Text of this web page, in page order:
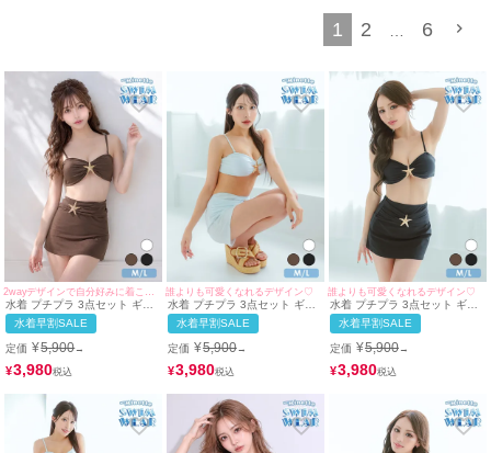
1 2 6
水着 プチプラ 3点セット ギャ
ル 2way セット ハイウエスト
ヘルシー 脚カバー スカートタ
イプ ヒトデ 体型カバー 茶色
ブラウン ビキニ (M~Lサイズ対
応) | myMinette/マイミネット
水着早割SALE
定価 ¥5,900→
¥3,980
誰よりも可愛くなれるデザイン♡
水着 プチプラ 3点セット ギャ
ル 2way セット 体型カバー ハ
イウエスト カジュアル 脚カバ
ー スカートタイプ ヒトデ 体型
カバー 白 ホワイト ビキニ (ち
ぴたん着用/M~Lサイズ対応) |
myMinette/マイミネット
水着早割SALE
定価 ¥5,900→
¥3,980
誰よりも可愛くなれるデザイン♡
水着 プチプラ 3点セット ギャ
ル 2way セット 体型カバー ハ
イウエスト カジュアル 脚カバ
ー スカートタイプ ヒトデ 黒
ブラック ビキニ (みのり着
用/M~Lサイズ対応) |
myMinette/マイミネット
水着早割SALE
定価 ¥5,900→
¥3,980